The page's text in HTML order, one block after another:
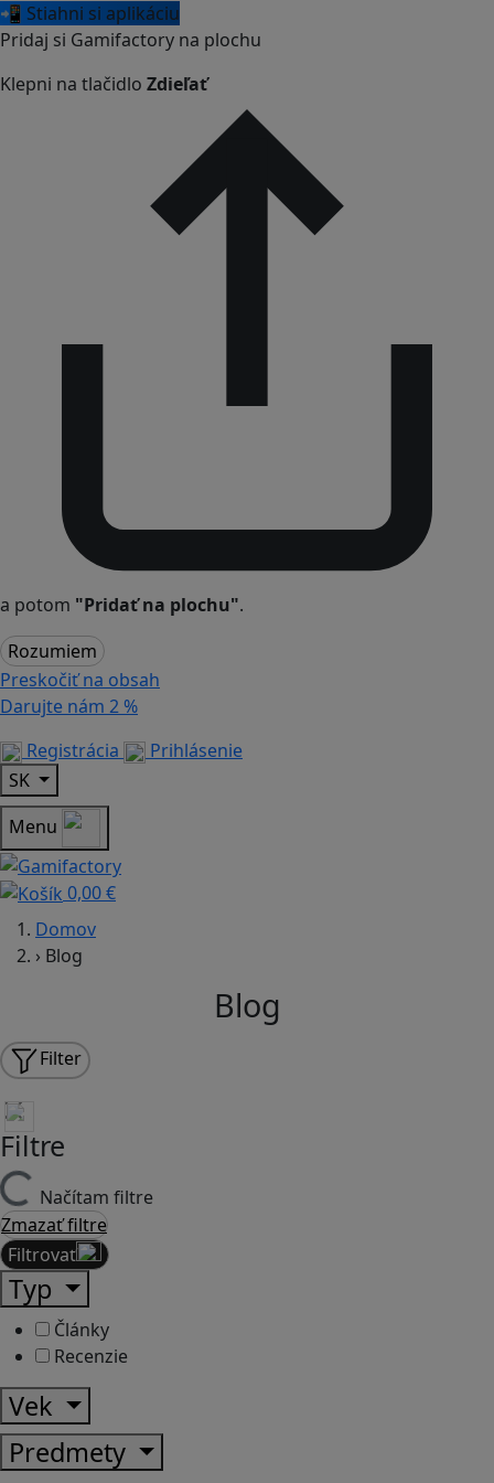
📲 Stiahni si aplikáciu
Pridaj si Gamifactory na plochu
Klepni na tlačidlo Zdieľať
a potom "Pridať na plochu".
Rozumiem
Preskočiť na obsah
Darujte nám 2 %
Registrácia
Prihlásenie
SK
Menu
0,00 €
Domov
› Blog
Blog
Filter
Filtre
Načítam filtre
Zmazať filtre
Filtrovať
Typ
Články
Recenzie
Vek
Predmety